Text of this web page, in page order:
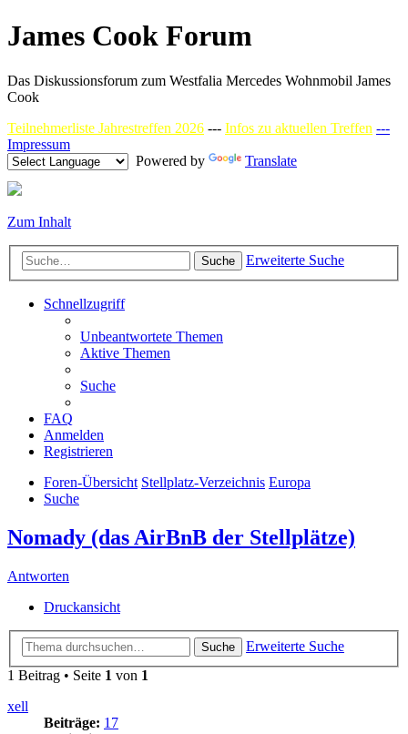
James Cook Forum
Das Diskussionsforum zum Westfalia Mercedes Wohnmobil James
Cook
Teilnehmerliste Jahrestreffen 2026 --- Infos zu aktuellen Treffen ---
Impressum
Powered by
Translate
Zum Inhalt
Suche Erweiterte Suche
Schnellzugriff
Unbeantwortete Themen
Aktive Themen
Suche
FAQ
Anmelden
Registrieren
Foren-Übersicht Stellplatz-Verzeichnis Europa
Suche
Nomady (das AirBnB der Stellplätze)
Antworten
Druckansicht
Suche
Erweiterte Suche
1 Beitrag • Seite 1 von 1
xell
Beiträge: 17